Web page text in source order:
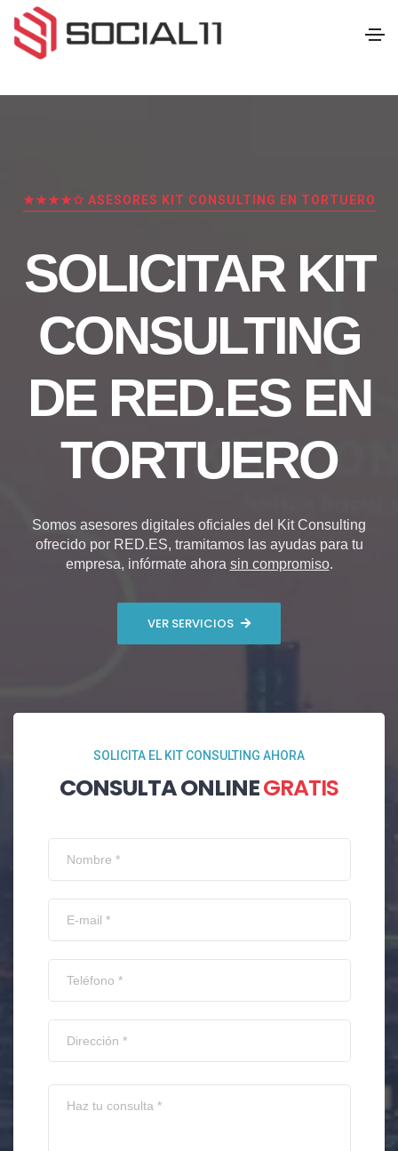
★★★★✩ ASESORES KIT CONSULTING EN TORTUERO
SOLICITAR KIT
CONSULTING
DE RED.ES EN
TORTUERO
Somos asesores digitales oficiales del Kit Consulting
ofrecido por RED.ES, tramitamos las ayudas para tu
empresa, infórmate ahora sin compromiso.
VER SERVICIOS
SOLICITA EL KIT CONSULTING AHORA
CONSULTA ONLINEGRATIS